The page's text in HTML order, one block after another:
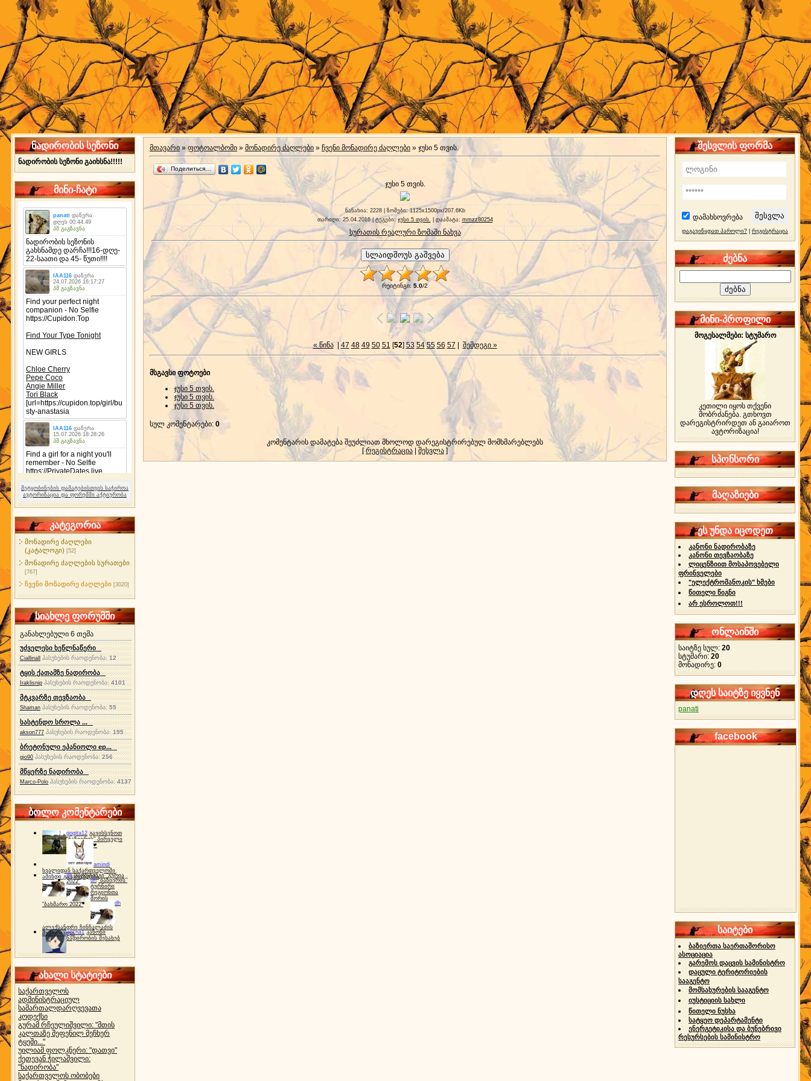
ნადირობის სეზონი
ნადირობის სეზონი გაიხსნა!!!!!
მინი-ჩატი
შეტყობინების დამატებისთვის საჭიროა
ავტორიზაცია და ფორუმში აქტიურობა
კატეგორია
მონადირე ძაღლები
(კატალოგი) [52]
მონადირე ძაღლების სურათები
[767]
ჩვენი მონადირე ძაღლები [3020]
სიახლე ფორუმში
განახლებული 6 თემა
უძველესი ხეწლნაწერი
Ciallinall პასუხების რაოდენობა:12
ტყის ქათამზე ნადირობა
Iraklisnip პასუხების რაოდენობა: 4101
მტკვარზე თევზაობა
Shaman პასუხების რაოდენობა:55
სასტენდო სროლა ...
akson777 პასუხების რაოდენობა:195
ბრეტონული ეპანიოლი ep...
gio90 პასუხების რაოდენობა:256
მწყერზე ნადირობა
Marco-Polo პასუხების რაოდენობა:4137
ბოლო კომენტარები
gogita12 გავიხსენოთ
"ბაზიერის" პირველი
ტურნირი ❤
amindi
ხვალიდან საქართველოში
ამინდი გაუარესდება
dh სპორტინგი "გურია
2022"
dh "ბაზიერის"
ტურნირი
რეგიონთა
შორის
"ბახმარო 2022"
dh
ალექსანდრე ჩინჩალაძის
მემორიალიgocha1 კანონი
ნადირობის შესახებ
ახალი სტატიები
საქართველოს
ადმინისტრაციულ
სამართალდარღვევათა
კოდექსი
გურამ რჩეულიშვილი: "მთის
კალთაზე შეფენილ მეჩხერ
ტყეში..."
უილიამ ფოლკნერი: "დათვი"
ქეთევან ჭილაშვილი:
"ნადირობა"
საქართველოს ობობები
მთავარი » ფოტოალბომი » მონადირე ძაღლები » ჩვენი მონადირე ძაღლები » ჯუსი 5 თვის.
Поделиться…
ჯუსი 5 თვის.
ნანახია: 2228 | ზომები: 1125x1500px/207.6Kb
თარიღი: 25.04.2016 |ტეგები: ჯუსი 5 თვის. დაამატა: mmzz80254
სურათის რეალური ზომაში ნახვა
რეიტინგი: 5.0/2
« წინა|47 48 49 50 51 [52] 53 54 55 56 57 შემდეგი »
მსგავსი ფოტოები
ჯუსი 5 თვის.
ჯუსი 5 თვის.
ჯუსი 5 თვის.
სულ კომენტარები: 0
კომენტარის დამატება შეუძლიათ მხოლოდ დარეგისტრირებულ მომხმარებლებს
[რეგისტრაცია შესვლა ]
შესვლის ფორმა
დამახსოვრება
დაგავიწყდათ პაროლი? რეგისტრაცია
ძებნა
მინი-პროფილი
მოგესალმები: სტუმარო
კეთილი იყოს თქვენი
მობრძანება. გთხოვთ
დარეგისტრირდეთ ან გაიაროთ
ავტორიზაცია!
სპონსორი
მაღაზიები
ეს უნდა იცოდეთ
კანონი ნადირობაზე
კანონი თევზაობაზე
ლიცენზიით მოსაპოვებელი
ფრინველები
"ელექტრომანოკის" ხმები
წითელი წიგნი
არ ესროლოთ!!!
ონლაინში
საიტზე სულ: 20
სტუმარი: 20
მონადირე: 0
დღეს საიტზე იყვნენ
panati
facebook
საიტები
ბაზიერთა საერთაშორისო
ასოციაცია
გარემოს დაცვის სამინისტრო
დაცული ტერიტორიების
სააგენტო
მომსახურების სააგენტო
იუსტიციის სახლი
წითელი ნუსხა
სატყეო დეპარტამენტი
ენერგეტიკისა და ბუნებრივი
რესურსების სამინისტრო